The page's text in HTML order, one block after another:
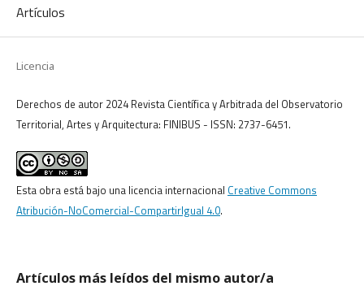
Artículos
Licencia
Derechos de autor 2024 Revista Científica y Arbitrada del Observatorio
Territorial, Artes y Arquitectura: FINIBUS - ISSN: 2737-6451.
Esta obra está bajo una licencia internacional Creative Commons
Atribución-NoComercial-CompartirIgual 4.0.
Artículos más leídos del mismo autor/a